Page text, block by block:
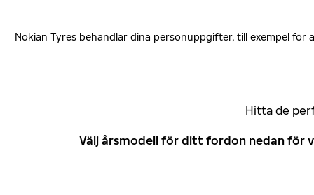
Nokian Tyres behandlar dina personuppgifter, till exempel
Hitta de
Välj årsmodell för ditt fordon nedan för